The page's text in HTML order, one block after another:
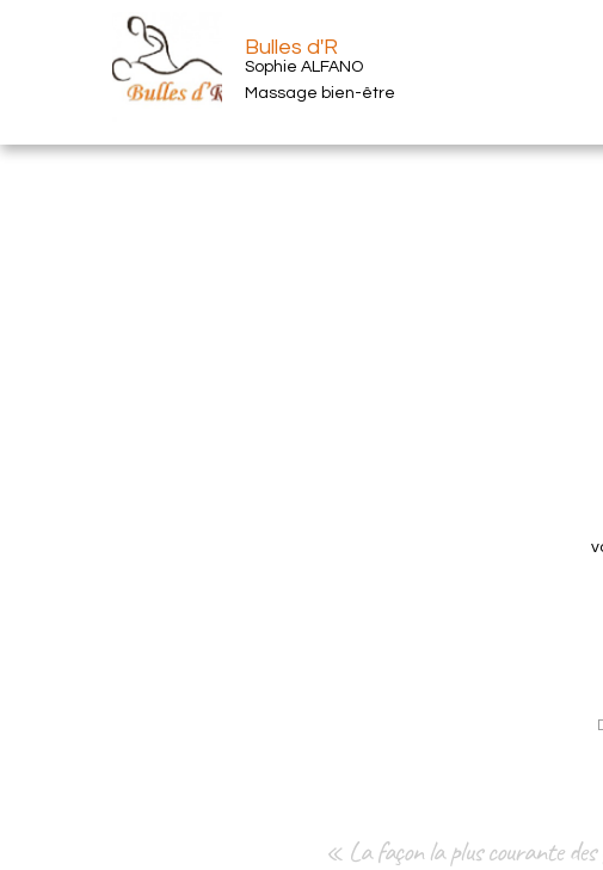
Bulles d'R
Sophie ALFANO
Massage bien-être
« La façon la plus courante des